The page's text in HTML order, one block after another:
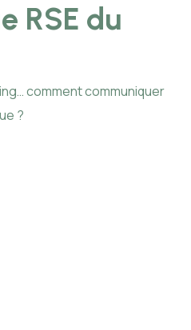
RSE du
comment communiquer
?